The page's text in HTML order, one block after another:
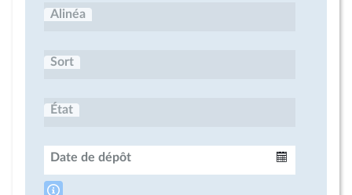
Alinéa
Sort
État
Date de dépôt